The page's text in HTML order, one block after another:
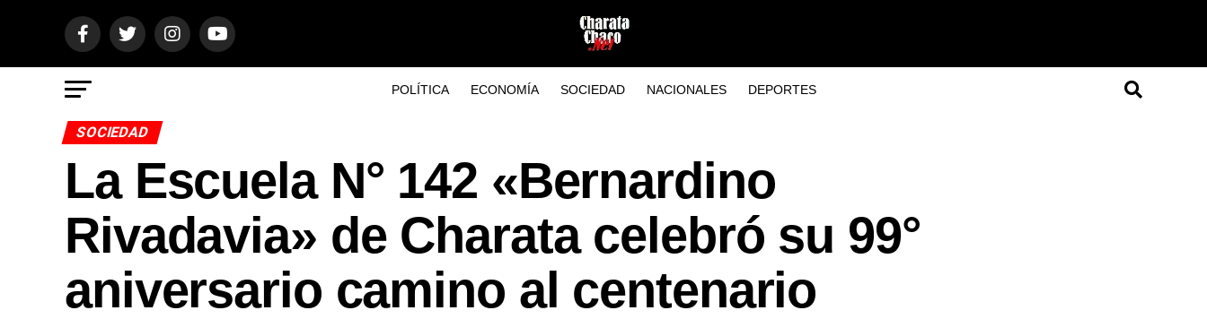
POLÍTICA ECONOMÍA SOCIEDAD NACIONALES DEPORTES
SOCIEDAD
La Escuela N° 142 «Bernardino
Rivadavia» de Charata celebró su 99°
aniversario camino al centenario